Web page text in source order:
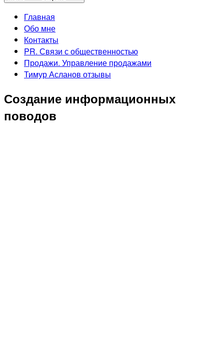
Главная
Обо мне
Контакты
PR. Связи с общественностью
Продажи. Управление продажами
Тимур Асланов отзывы
Создание информационных
поводов